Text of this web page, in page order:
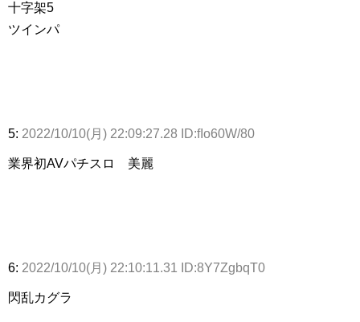
十字架5
ツインパ
5: 2022/10/10(月) 22:09:27.28 ID:fIo60W/80
業界初AVパチスロ 美麗
6: 2022/10/10(月) 22:10:11.31 ID:8Y7ZgbqT0
閃乱カグラ